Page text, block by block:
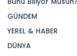
GÜNDEM
YEREL & HABER
DÜNYA